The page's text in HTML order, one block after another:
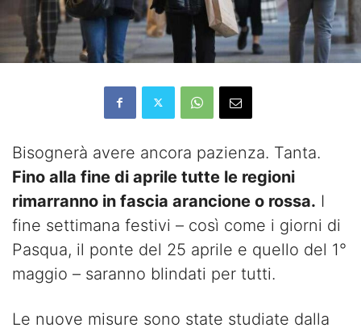
Bisognerà avere ancora pazienza. Tanta.
Fino alla fine di aprile tutte le regioni
rimarranno in fascia arancione o rossa. I
fine settimana festivi – così come i giorni di
Pasqua, il ponte del 25 aprile e quello del 1°
maggio – saranno blindati per tutti.
Le nuove misure sono state studiate dalla